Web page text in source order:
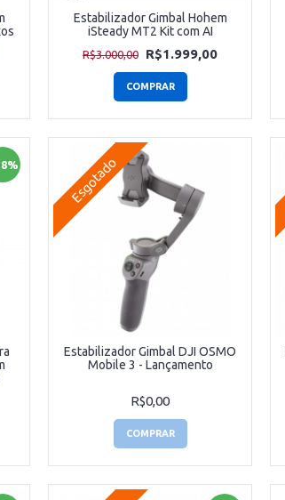
Estabilizador Gimbal Hohem
iSteady MT2 Kit com AI
R$3.000,00 R$1.999,00
COMPRAR
Esgotado
Estabilizador Gimbal DJI OSMO
Mobile 3 - Lançamento
R$0,00
COMPRAR